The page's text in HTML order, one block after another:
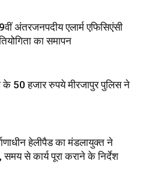
अंतरजनपदीय एलार्म एफिसिएंसी
का समापन
के 50 हजार रुपये मीरजापुर पुलिस ने
हेलीपैड का मंडलायुक्त ने
समय से कार्य पूरा कराने के निर्देश